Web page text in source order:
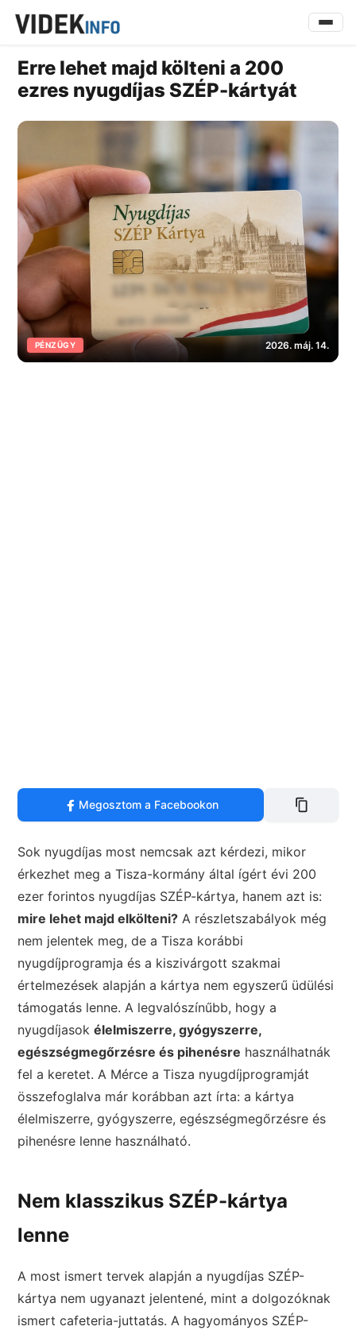
Erre lehet majd költeni a 200
ezres nyugdíjas SZÉP-kártyát
PÉNZÜGY 2026. máj. 14.
Megosztom a Facebookon
Sok nyugdíjas most nemcsak azt kérdezi, mikor
érkezhet meg a Tisza-kormány által ígért évi 200
ezer forintos nyugdíjas SZÉP-kártya, hanem azt is:
mire lehet majd elkölteni? A részletszabályok még
nem jelentek meg, de a Tisza korábbi
nyugdíjprogramja és a kiszivárgott szakmai
értelmezések alapján a kártya nem egyszerű üdülési
támogatás lenne. A legvalószínűbb, hogy a
nyugdíjasokélelmiszerre, gyógyszerre,
egészségmegőrzésre és pihenésre használhatnák
fel a keretet. A Mérce a Tisza nyugdíjprogramját
összefoglalva már korábban azt írta: a kártya
élelmiszerre, gyógyszerre, egészségmegőrzésre és
pihenésre lenne használható.
Nem klasszikus SZÉP-kártya
lenne
A most ismert tervek alapján a nyugdíjas SZÉP-
kártya nem ugyanazt jelentené, mint a dolgozóknak
ismert cafeteria-juttatás. A hagyományos SZÉP-